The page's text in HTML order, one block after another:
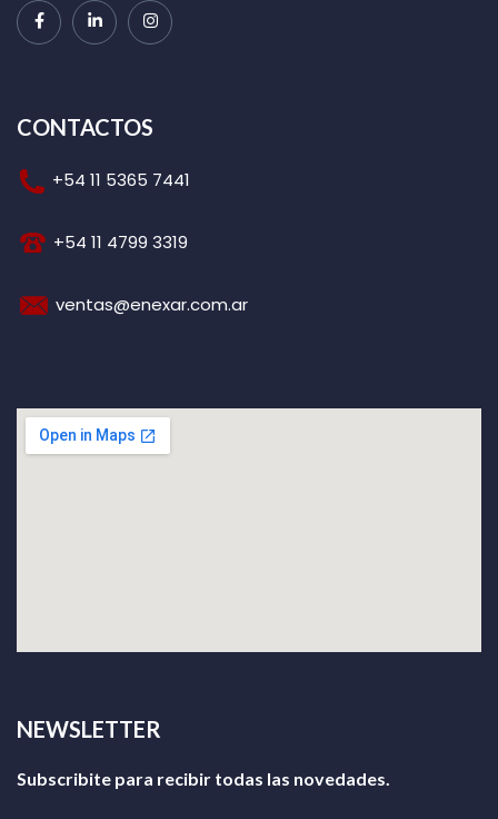
CONTACTOS
+54 11 5365 7441
+54 11 4799 3319
ventas@enexar.com.ar
NEWSLETTER
Subscribite para recibir todas las novedades.